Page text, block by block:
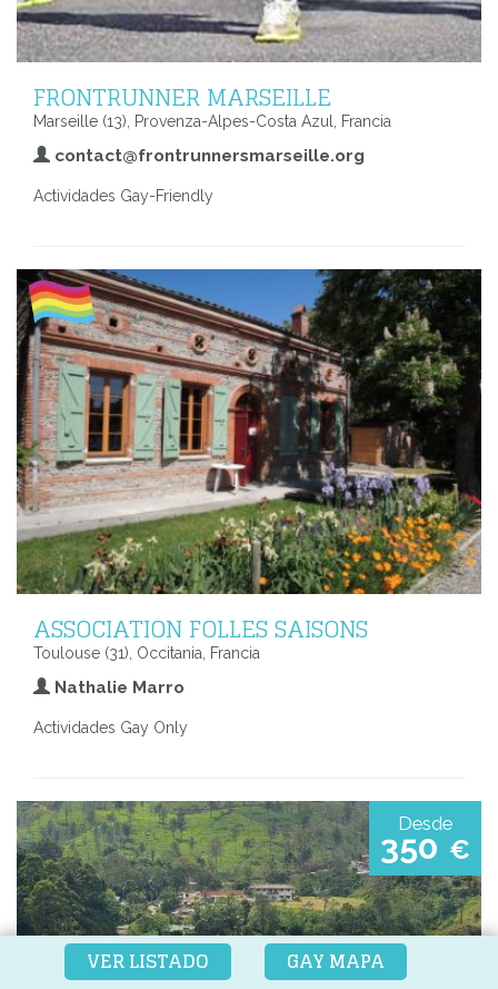
FRONTRUNNER MARSEILLE
Marseille (13), Provenza-Alpes-Costa Azul, Francia
contact@frontrunnersmarseille.org
Actividades Gay-Friendly
ASSOCIATION FOLLES SAISONS
Toulouse (31), Occitania, Francia
Nathalie Marro
Actividades Gay Only
Desde
350 €
VER LISTADO GAY MAPA